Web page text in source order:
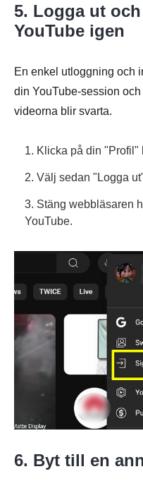
5. Logga ut
YouTube igen
En enkel utloggning och
din YouTube-session
videorna blir svarta.
1. Klicka på din "Profil"
2. Välj sedan "Logga
3. Stäng webbläsaren
YouTube.
6. Byt till en